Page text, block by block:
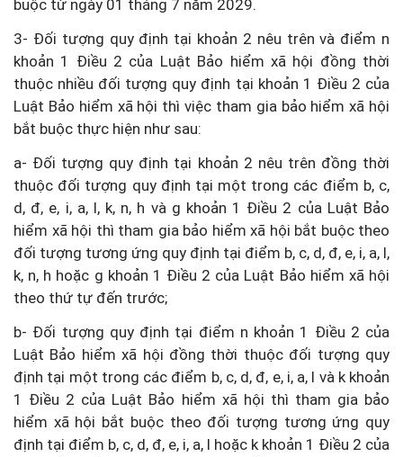
buộc từ ngày 01 tháng 7 năm 2029.
3- Đối tượng quy định tại khoản 2 nêu trên và điểm n
khoản 1 Điều 2 của Luật Bảo hiểm xã hội đồng thời
thuộc nhiều đối tượng quy định tại khoản 1 Điều 2 của
Luật Bảo hiểm xã hội thì việc tham gia bảo hiểm xã hội
bắt buộc thực hiện như sau:
a- Đối tượng quy định tại khoản 2 nêu trên đồng thời
thuộc đối tượng quy định tại một trong các điểm b, c,
d, đ, e, i, a, l, k, n, h và g khoản 1 Điều 2 của Luật Bảo
hiểm xã hội thì tham gia bảo hiểm xã hội bắt buộc theo
đối tượng tương ứng quy định tại điểm b, c, d, đ, e, i, a, l,
k, n, h hoặc g khoản 1 Điều 2 của Luật Bảo hiểm xã hội
theo thứ tự đến trước;
b- Đối tượng quy định tại điểm n khoản 1 Điều 2 của
Luật Bảo hiểm xã hội đồng thời thuộc đối tượng quy
định tại một trong các điểm b, c, d, đ, e, i, a, l và k khoản
1 Điều 2 của Luật Bảo hiểm xã hội thì tham gia bảo
hiểm xã hội bắt buộc theo đối tượng tương ứng quy
định tại điểm b, c, d, đ, e, i, a, l hoặc k khoản 1 Điều 2 của